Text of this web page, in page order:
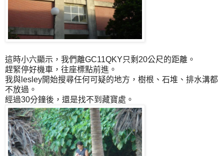
這時小六顯示，我們離GC11QKY只剩20公尺的距離。
趕緊停好機車，往座標點前進。
我與lesley開始搜尋任何可疑的地方，樹根、石堆、排水溝都
不放過。
經過30分鐘後，還是找不到藏寶處。